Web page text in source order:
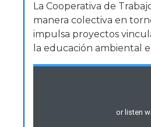
La Cooperativa de
manera colectiva en
impulsa proyectos
la educación ambiental